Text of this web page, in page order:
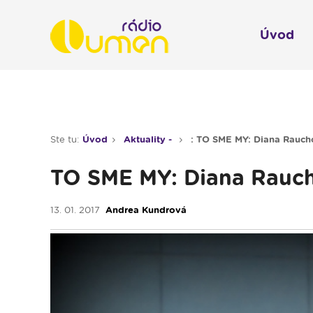
Ste tu: Úvod Aktuality - : TO SME MY: Diana
TO SME MY: Diana
13. 01. 2017 Andrea Kundrová
Úvod
Moderované relácie
Pre deti
Piesne na želanie
Rádio